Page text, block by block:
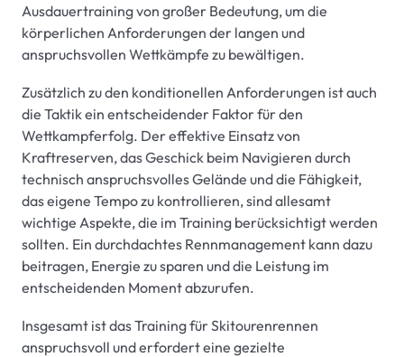
Ausdauertraining von großer Bedeutung, um die
körperlichen Anforderungen der langen und
anspruchsvollen Wettkämpfe zu bewältigen.
Zusätzlich zu den konditionellen Anforderungen ist auch
die Taktik ein entscheidender Faktor für den
Wettkampferfolg. Der effektive Einsatz von
Kraftreserven, das Geschick beim Navigieren durch
technisch anspruchsvolles Gelände und die Fähigkeit,
das eigene Tempo zu kontrollieren, sind allesamt
wichtige Aspekte, die im Training berücksichtigt werden
sollten. Ein durchdachtes Rennmanagement kann dazu
beitragen, Energie zu sparen und die Leistung im
entscheidenden Moment abzurufen.
Insgesamt ist das Training für Skitourenrennen
anspruchsvoll und erfordert eine gezielte